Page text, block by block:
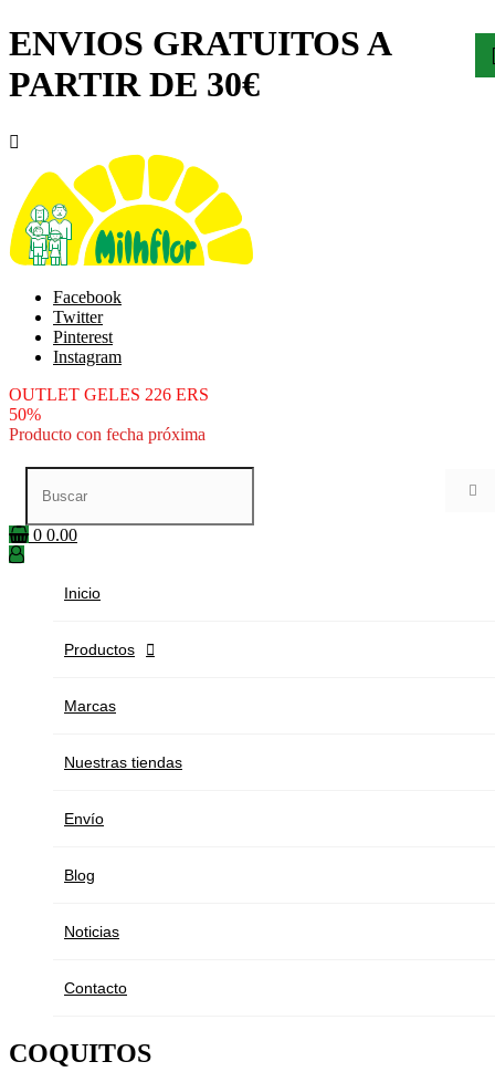
ENVIOS GRATUITOS A
PARTIR DE 30€

Facebook
Twitter
Pinterest
Instagram
OUTLET GELES 226 ERS
50%
Producto con fecha próxima

0 0.00
Inicio
Productos 
Marcas
Nuestras tiendas
Envío
Blog
Noticias
Contacto
COQUITOS